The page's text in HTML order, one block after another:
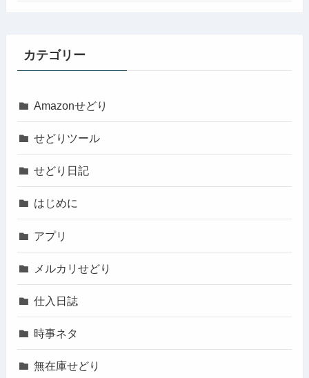
カテゴリー
Amazonせどり
せどりツール
せどり日記
はじめに
アプリ
メルカリせどり
仕入日誌
時事ネタ
無在庫せどり